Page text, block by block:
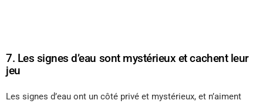
7. Les signes d’eau sont mystérieux et cachent leur
jeu
Les signes d’eau ont un côté privé et mystérieux, et n’aiment